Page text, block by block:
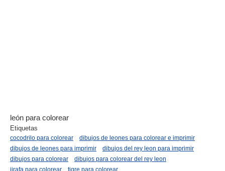
león para colorear
Etiquetas
cocodrilo para colorear
dibujos de leones para colorear e imprimir
dibujos de leones para imprimir
dibujos del rey leon para imprimir
dibujos para colorear
dibujos para colorear del rey leon
jirafa para colorear
tigre para colorear